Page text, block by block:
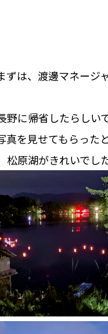
ずは、渡邊マネージ
野に帰省したらしいで
真を見せてもらった
松原湖がきれいでし